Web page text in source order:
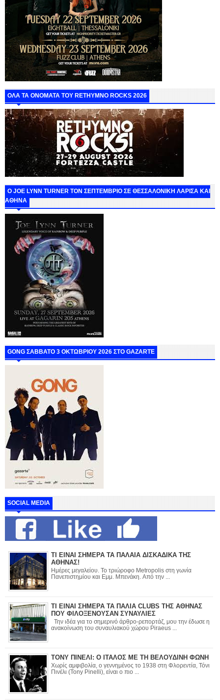
ΟΛΑ ΤΑ ΟΝΟΜΑΤΑ ΤΟΥ RETHYMNO ROCKS 2026
O JOE LYNN TURNER ΤΟΝ ΣΕΠΤΕΜΒΡΙΟ ΣΕ ΘΕΣΣΑΛΟΝΙΚΗ ΛΑΡΙΣΑ ΚΑΙ
ΑΘΗΝΑ
GONG ΣΑΒΒΑΤΟ 3 ΟΚΤΩΒΡΙΟΥ 2026 ΣΤΟ GAZARTE
SOCIAL MEDIA
ΤΙ ΕΙΝΑΙ ΣΗΜΕΡΑ ΤΑ ΠΑΛΑΙΑ ΔΙΣΚΑΔΙΚΑ ΤΗΣ
ΑΘΗΝΑΣ!
Ημέρες μεγαλείου. Το τριώροφο Metropolis στη γωνία
Πανεπιστημίου και Εμμ. Μπενάκη. Από την ...
ΤΙ ΕΙΝΑΙ ΣΗΜΕΡΑ ΤΑ ΠΑΛΙΑ CLUBS ΤΗΣ ΑΘΗΝΑΣ
ΠΟΥ ΦΙΛΟΞΕΝΟΥΣΑΝ ΣΥΝΑΥΛΙΕΣ
Την ιδέα για το σημερινό άρθρο-ρεπορτάζ, μου την έδωσε η
ανακοίνωση του συναυλιακού χώρου Piraeus ...
ΤΟΝΥ ΠΙΝΕΛΙ: Ο ΙΤΑΛΟΣ ΜΕ ΤΗ ΒΕΛΟΥΔΙΝΗ ΦΩΝΗ
Χωρίς αμφιβολία, ο γεννημένος το 1938 στη Φλορεντία, Τόνι
Πινέλι (Tony Pinelli), είναι ο πιο ...